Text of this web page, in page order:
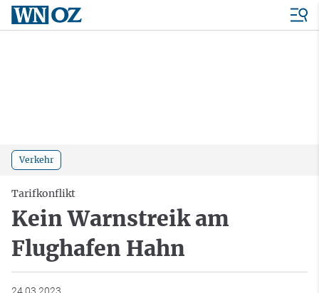
Verkehr
Tarifkonflikt
Kein Warnstreik am
Flughafen Hahn
24.03.2023